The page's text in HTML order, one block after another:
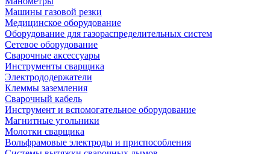
Машины газовой резки
Медицинское оборудование
Оборудование для газораспределительных систем
Сетевое оборудование
Сварочные аксессуары
Инструменты сварщика
Электрододержатели
Клеммы заземления
Сварочный кабель
Инструмент и вспомогательное оборудование
Магнитные угольники
Молотки сварщика
Вольфрамовые электроды и приспособления